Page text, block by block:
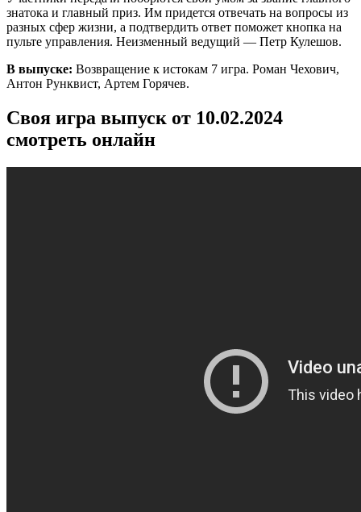
знатока и главный приз. Им придется отвечать на вопросы из
разных сфер жизни, а подтвердить ответ поможет кнопка на
пульте управления. Неизменный ведущий — Петр Кулешов.
В выпуске: Возвращение к истокам 7 игра. Роман Чехович,
Антон Рунквист, Артем Горячев.
Своя игра выпуск от 10.02.2024
смотреть онлайн